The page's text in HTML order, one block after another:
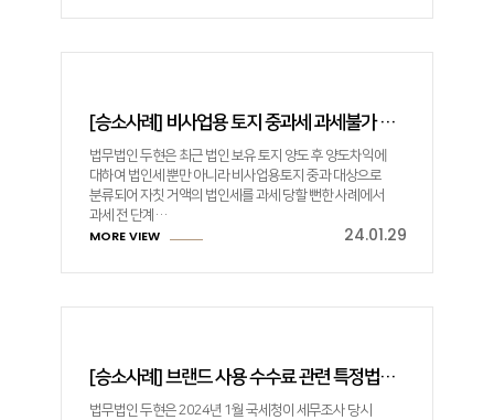
[승소사례] 비사업용 토지 중과세 과세불가 결정
법무법인 두현은 최근 법인 보유 토지 양도 후 양도차익에
대하여 법인세 뿐만 아니라 비사업용토지 중과 대상으로
분류되어 자칫 거액의 법인세를 과세 당할 뻔한 사례에서
과세 전 단계…
MORE VIEW 24.01.29
[승소사례] 브랜드 사용 수수료 관련 특정법인 증여세 소송 1심 승소
법무법인 두현은 2024년 1월 국세청이 세무조사 당시